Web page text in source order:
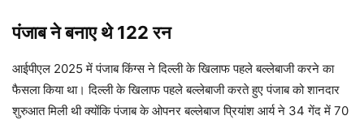
पंजाब ने बनाए थे 122 रन
आईपीएल 2025 में पंजाब किंग्स ने दिल्ली के खिलाफ पहले बल्लेबाजी करने का
फैसला किया था। दिल्ली के खिलाफ पहले बल्लेबाजी करते हुए पंजाब को शानदार
शुरुआत मिली थी क्योंकि पंजाब के ओपनर बल्लेबाज प्रियांश आर्य ने 34 गेंद में 70